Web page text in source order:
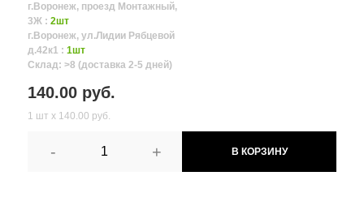
г.Воронеж, проезд Монтажный,
3Ж : 2шт
г.Воронеж, ул.Лидии Рябцевой
д.42к1 : 1шт
Склад: >8 (доставка 2-5 дней)
140.00 руб.
1 шт х 140.00 руб.
- + В КОРЗИНУ